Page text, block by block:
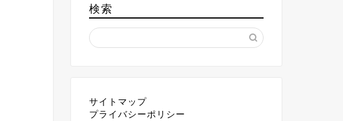
検索
サイトマップ
プライバシーポリシー